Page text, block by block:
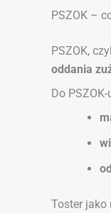
PSZOK –
PSZOK,
oddania
Do
Toster jako